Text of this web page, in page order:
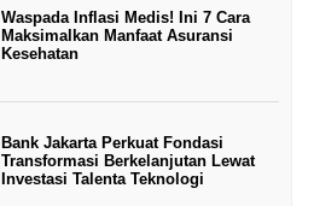
Waspada Inflasi Medis! Ini 7 Cara
Maksimalkan Manfaat Asuransi
Kesehatan
Bank Jakarta Perkuat Fondasi
Transformasi Berkelanjutan Lewat
Investasi Talenta Teknologi